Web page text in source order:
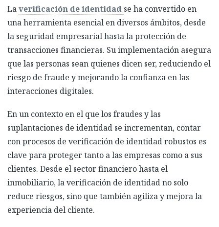
Laverificación de identidad se ha convertido en
una herramienta esencial en diversos ámbitos, desde
la seguridad empresarial hasta la protección de
transacciones financieras. Su implementación asegura
que las personas sean quienes dicen ser, reduciendo el
riesgo de fraude y mejorando la confianza en las
interacciones digitales.
En un contexto en el que los fraudes y las
suplantaciones de identidad se incrementan, contar
con procesos de verificación de identidad robustos es
clave para proteger tanto a las empresas como a sus
clientes. Desde el sector financiero hasta el
inmobiliario, la verificación de identidad no solo
reduce riesgos, sino que también agiliza y mejora la
experiencia del cliente.